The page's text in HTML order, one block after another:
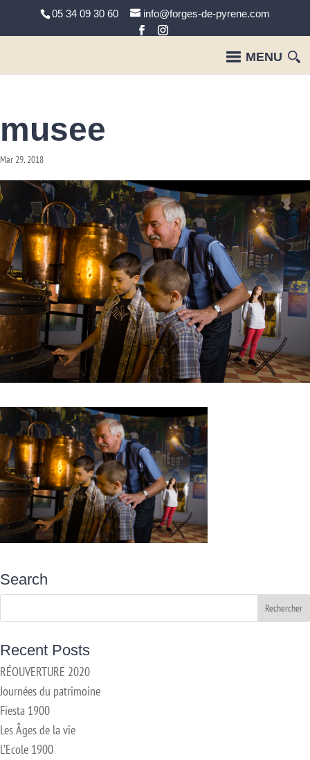
05 34 09 30 60 info@forges-de-pyrene.com
musee
Mar 29, 2018
Search
Recent Posts
RÉOUVERTURE 2020
Journées du patrimoine
Fiesta 1900
Les Âges de la vie
L’Ecole 1900